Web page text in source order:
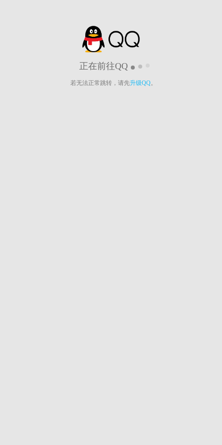
正在前往QQ
若无法正常跳转，请先升级QQ。